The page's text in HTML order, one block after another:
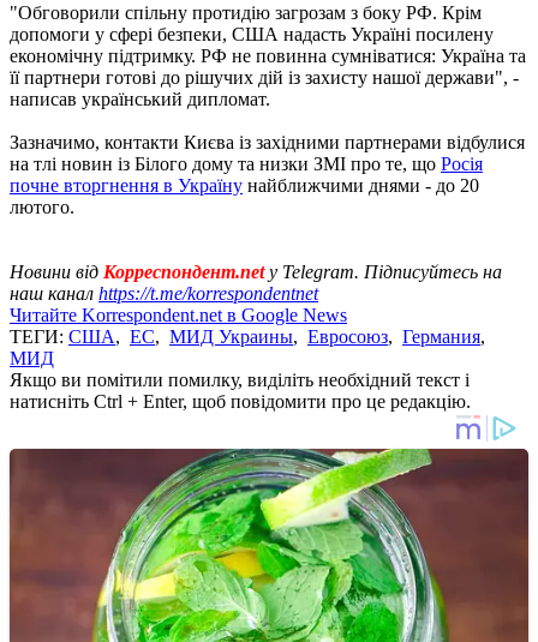
"Обговорили спільну протидію загрозам з боку РФ. Крім
допомоги у сфері безпеки, США надасть Україні посилену
економічну підтримку. РФ не повинна сумніватися: Україна та
її партнери готові до рішучих дій із захисту нашої держави", -
написав український дипломат.
Зазначимо, контакти Києва із західними партнерами відбулися
на тлі новин із Білого дому та низки ЗМІ про те, що Росія
почне вторгнення в Україну найближчими днями - до 20
лютого.
Новини від Корреспондент.netу Telegram. Підписуйтесь на
наш канал https://t.me/korrespondentnet
Читайте Korrespondent.net в Google News
ТЕГИ: США, ЕС, МИД Украины, Евросоюз, Германия,
МИД
Якщо ви помітили помилку, виділіть необхідний текст і
натисніть Ctrl + Enter, щоб повідомити про це редакцію.